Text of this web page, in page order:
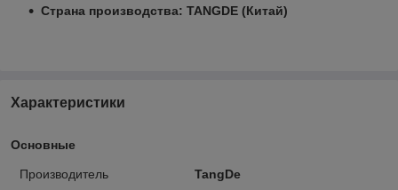
Страна производства: TANGDE (Китай)
Характеристики
Основные
Производитель
TangDe